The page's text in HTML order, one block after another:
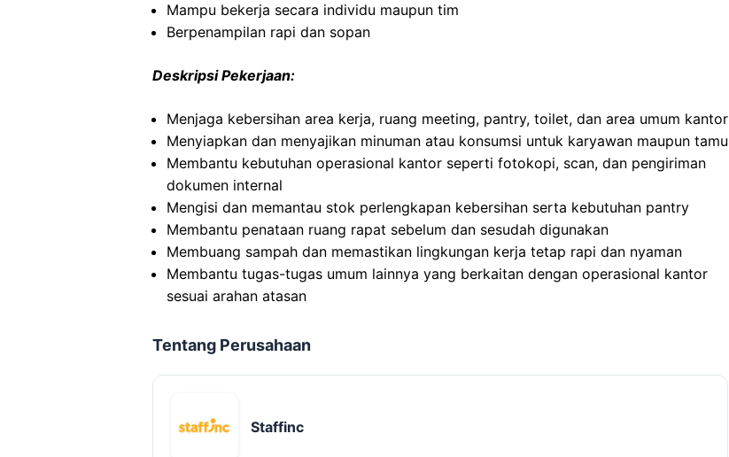
Mampu bekerja secara individu maupun tim
Berpenampilan rapi dan sopan
Deskripsi Pekerjaan:
Menjaga kebersihan area kerja, ruang meeting, pantry, toilet, dan area umum kantor
Menyiapkan dan menyajikan minuman atau konsumsi untuk karyawan maupun tamu
Membantu kebutuhan operasional kantor seperti fotokopi, scan, dan pengiriman
dokumen internal
Mengisi dan memantau stok perlengkapan kebersihan serta kebutuhan pantry
Membantu penataan ruang rapat sebelum dan sesudah digunakan
Membuang sampah dan memastikan lingkungan kerja tetap rapi dan nyaman
Membantu tugas-tugas umum lainnya yang berkaitan dengan operasional kantor
sesuai arahan atasan
Tentang Perusahaan
Staffinc